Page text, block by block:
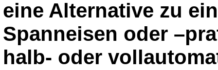
eine Alternative zu
Spanneisen oder
halb- oder